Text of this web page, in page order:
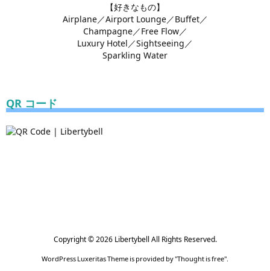
【好きなもの】
Airplane／Airport Lounge／Buffet／
Champagne／Free Flow／
Luxury Hotel／Sightseeing／
Sparkling Water
QR コード
Copyright ©2026 Libertybell All Rights Reserved.
WordPress Luxeritas Theme is provided by "Thought is free".